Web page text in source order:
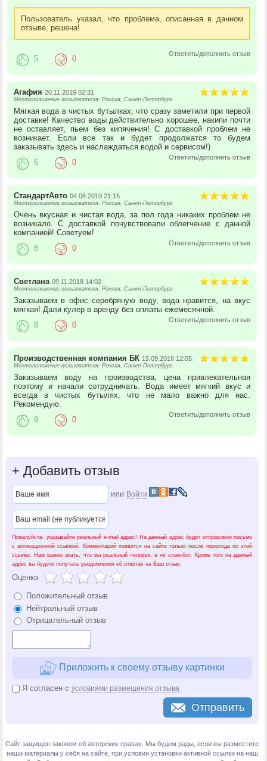
Пользователь указал, что проблема, описанная в данном
отзыве, решена!
Ответить/дополнить отзыв
5 0
Агафия 20.11.2019 02:31
Местоположение пользователя: Россия, Санкт-Петербург
Мягкая вода в чистых бутылках, что сразу заметили при первой
доставке! Качество воды действительно хорошее, накипи почти
не оставляет, пьем без кипячения! С доставкой проблем не
возникает. Если все так и будет продолжатся то будем
заказывать здесь и наслаждаться водой и сервисом!)
Ответить/дополнить отзыв
6 0
СтандартАвто 04.06.2019 21:15
Местоположение пользователя: Россия, Санкт-Петербург
Очень вкусная и чистая вода, за пол года никаких проблем не
возникало. С доставкой почувствовали облегчение с данной
компанией! Советуем!
Ответить/дополнить отзыв
8 0
Светлана 09.11.2018 14:02
Местоположение пользователя: Россия, Санкт-Петербург
Заказываем в офис серебряную воду, вода нравится, на вкус
мягкая! Дали кулер в аренду без оплаты ежемесячной.
Ответить/дополнить отзыв
8 0
Производственная компания БК 15.09.2018 12:05
Местоположение пользователя: Россия, Санкт-Петербург
Заказываем воду на производства, цена привлекательная
поэтому и начали сотрудничать. Вода имеет мягкий вкус и
всегда в чистых бутылях, что не мало важно для нас.
Рекомендую.
Ответить/дополнить отзыв
9 0
+ Добавить отзыв
или Войти
Пожалуйста, указывайте реальный e-mail адрес! На данный адрес будет отправлено письмо
с активационной ссылкой. Комментарий появится на сайте только после перехода по этой
ссылке. Нам важно знать, что вы реальный человек, а не спам-бот. Кроме того на данный
адрес вы будете получать уведомления об ответах на Ваш отзыв.
Оценка
Положительный отзыв
Нейтральный отзыв
Отрицательный отзыв
Приложить к своему отзыву картинки
Я согласен с условиями размещения отзыва
Отправить
Сайт защищен законом об авторских правах. Мы будем рады, если вы разместите
наши материалы у себя на сайте, при условии установки активной ссылки на наш